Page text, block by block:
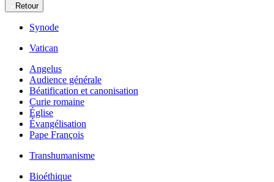
Retour
Synode
Vatican
Angelus
Audience générale
Béatification et canonisation
Curie romaine
Église
Évangélisation
Pape François
Transhumanisme
Bioéthique